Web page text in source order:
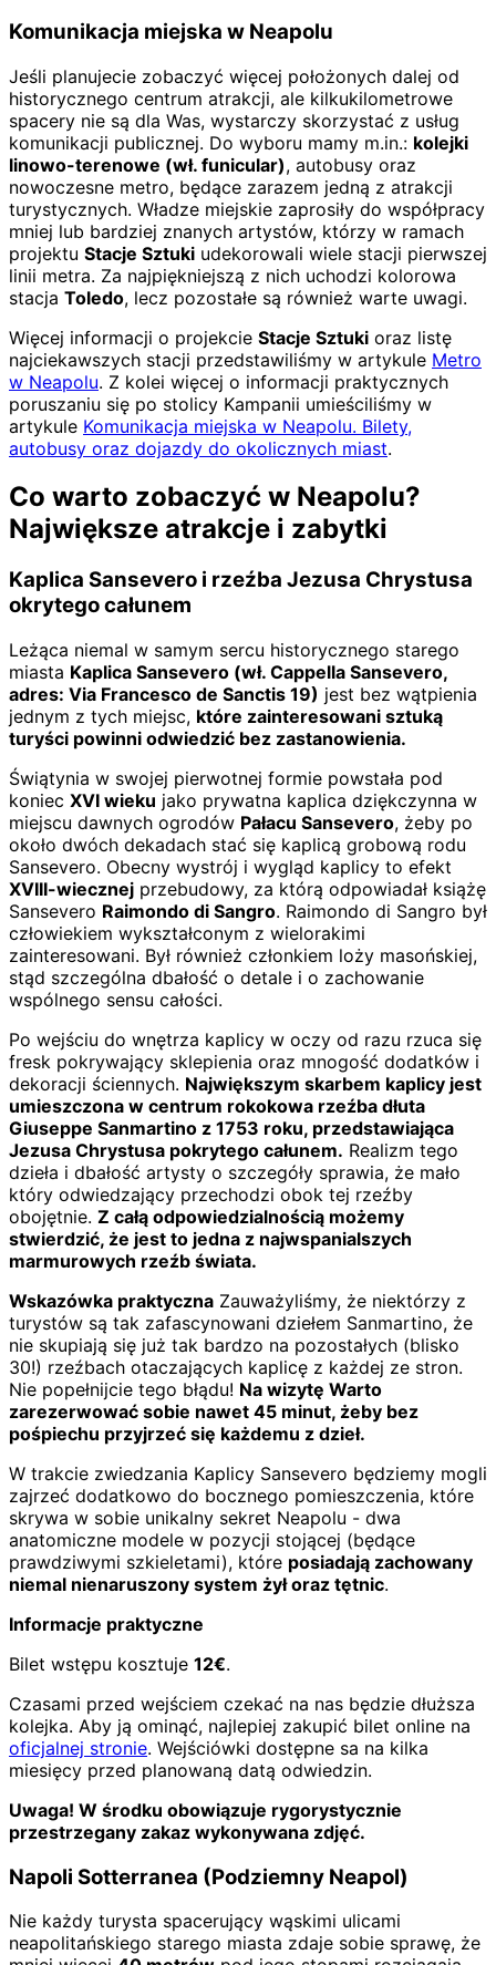
Komunikacja miejska w Neapolu
Jeśli planujecie zobaczyć więcej położonych dalej od
historycznego centrum atrakcji, ale kilkukilometrowe
spacery nie są dla Was, wystarczy skorzystać z usług
komunikacji publicznej. Do wyboru mamy m.in.: kolejki
linowo-terenowe (wł. funicular), autobusy oraz
nowoczesne metro, będące zarazem jedną z atrakcji
turystycznych. Władze miejskie zaprosiły do współpracy
mniej lub bardziej znanych artystów, którzy w ramach
projektu Stacje Sztuki udekorowali wiele stacji pierwszej
linii metra. Za najpiękniejszą z nich uchodzi kolorowa
stacja Toledo, lecz pozostałe są również warte uwagi.
Więcej informacji o projekcie Stacje Sztuki oraz listę
najciekawszych stacji przedstawiliśmy w artykule Metro
w Neapolu. Z kolei więcej o informacji praktycznych
poruszaniu się po stolicy Kampanii umieściliśmy w
artykule Komunikacja miejska w Neapolu. Bilety,
autobusy oraz dojazdy do okolicznych miast.
Co warto zobaczyć w Neapolu?
Największe atrakcje i zabytki
Kaplica Sansevero i rzeźba Jezusa Chrystusa
okrytego całunem
Leżąca niemal w samym sercu historycznego starego
miasta Kaplica Sansevero (wł. Cappella Sansevero,
adres: Via Francesco de Sanctis 19) jest bez wątpienia
jednym z tych miejsc, które zainteresowani sztuką
turyści powinni odwiedzić bez zastanowienia.
Świątynia w swojej pierwotnej formie powstała pod
koniec XVI wieku jako prywatna kaplica dziękczynna w
miejscu dawnych ogrodów Pałacu Sansevero, żeby po
około dwóch dekadach stać się kaplicą grobową rodu
Sansevero. Obecny wystrój i wygląd kaplicy to efekt
XVIII-wiecznej przebudowy, za którą odpowiadał książę
Sansevero Raimondo di Sangro. Raimondo di Sangro był
człowiekiem wykształconym z wielorakimi
zainteresowani. Był również członkiem loży masońskiej,
stąd szczególna dbałość o detale i o zachowanie
wspólnego sensu całości.
Po wejściu do wnętrza kaplicy w oczy od razu rzuca się
fresk pokrywający sklepienia oraz mnogość dodatków i
dekoracji ściennych. Największym skarbem kaplicy jest
umieszczona w centrum rokokowa rzeźba dłuta
Giuseppe Sanmartino z 1753 roku, przedstawiająca
Jezusa Chrystusa pokrytego całunem. Realizm tego
dzieła i dbałość artysty o szczegóły sprawia, że mało
który odwiedzający przechodzi obok tej rzeźby
obojętnie. Z całą odpowiedzialnością możemy
stwierdzić, że jest to jedna z najwspanialszych
marmurowych rzeźb świata.
Wskazówka praktyczna Zauważyliśmy, że niektórzy z
turystów są tak zafascynowani dziełem Sanmartino, że
nie skupiają się już tak bardzo na pozostałych (blisko
30!) rzeźbach otaczających kaplicę z każdej ze stron.
Nie popełnijcie tego błądu! Na wizytę Warto
zarezerwować sobie nawet 45 minut, żeby bez
pośpiechu przyjrzeć się każdemu z dzieł.
W trakcie zwiedzania Kaplicy Sansevero będziemy mogli
zajrzeć dodatkowo do bocznego pomieszczenia, które
skrywa w sobie unikalny sekret Neapolu - dwa
anatomiczne modele w pozycji stojącej (będące
prawdziwymi szkieletami), które posiadają zachowany
niemal nienaruszony system żył oraz tętnic.
Informacje praktyczne
Bilet wstępu kosztuje 12€.
Czasami przed wejściem czekać na nas będzie dłuższa
kolejka. Aby ją ominąć, najlepiej zakupić bilet online na
oficjalnej stronie. Wejściówki dostępne sa na kilka
miesięcy przed planowaną datą odwiedzin.
Uwaga! W środku obowiązuje rygorystycznie
przestrzegany zakaz wykonywana zdjęć.
Napoli Sotterranea (Podziemny Neapol)
Nie każdy turysta spacerujący wąskimi ulicami
neapolitańskiego starego miasta zdaje sobie sprawę, że